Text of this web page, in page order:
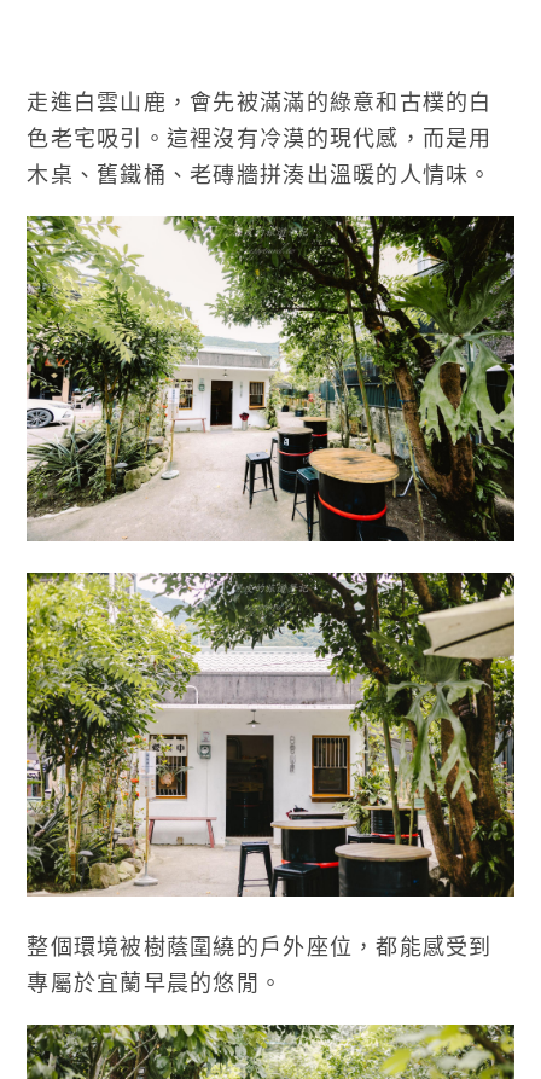
走進白雲山鹿，會先被滿滿的綠意和古樸的白
色老宅吸引。這裡沒有冷漠的現代感，而是用
木桌、舊鐵桶、老磚牆拼湊出溫暖的人情味。
整個環境被樹蔭圍繞的戶外座位，都能感受到
專屬於宜蘭早晨的悠閒。